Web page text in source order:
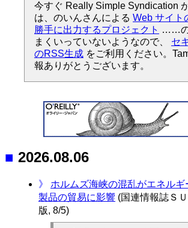
今すぐ Really Simple Syndication
は、のいんさんによる Web サイト
勝手に出力するプロジェクト ……の
まくいっていないようなので、 セ
のRSS生成 をご利用ください。
報ありがとうございます。
■ 2026.08.06
》
ホルムズ海峡の混乱がエネルギ
製品の貿易に影響 (国連情報誌Ｓ
版, 8/5)